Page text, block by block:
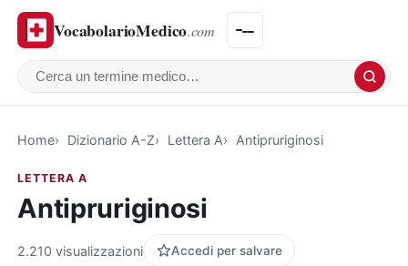
VocabolarioMedico.com
Cerca un termine medico
Home Dizionario A-Z Lettera A Antipruriginosi
LETTERA A
Antipruriginosi
2.210 visualizzazioni Accedi per salvare